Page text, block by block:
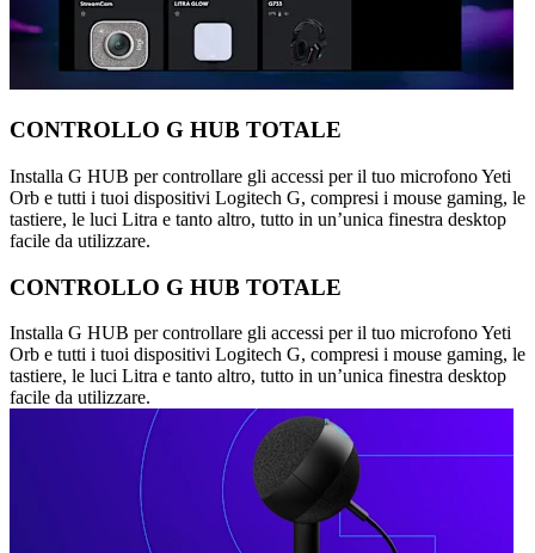
CONTROLLO G HUB TOTALE
Installa G HUB per controllare gli accessi per il tuo microfono Yeti
Orb e tutti i tuoi dispositivi Logitech G, compresi i mouse gaming, le
tastiere, le luci Litra e tanto altro, tutto in un’unica finestra desktop
facile da utilizzare.
CONTROLLO G HUB TOTALE
Installa G HUB per controllare gli accessi per il tuo microfono Yeti
Orb e tutti i tuoi dispositivi Logitech G, compresi i mouse gaming, le
tastiere, le luci Litra e tanto altro, tutto in un’unica finestra desktop
facile da utilizzare.